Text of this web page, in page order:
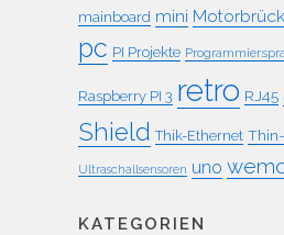
mainboard mini
pc PI Projekte
Raspberry PI 3 retro RJ45
Shield Thik-Ethernet
Ultraschallsensoren uno
KATEGORIEN